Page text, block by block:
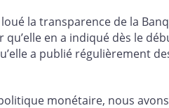
loué la transparence de la
en a indiqué dès le
a publié régulièrement
monétaire, nous